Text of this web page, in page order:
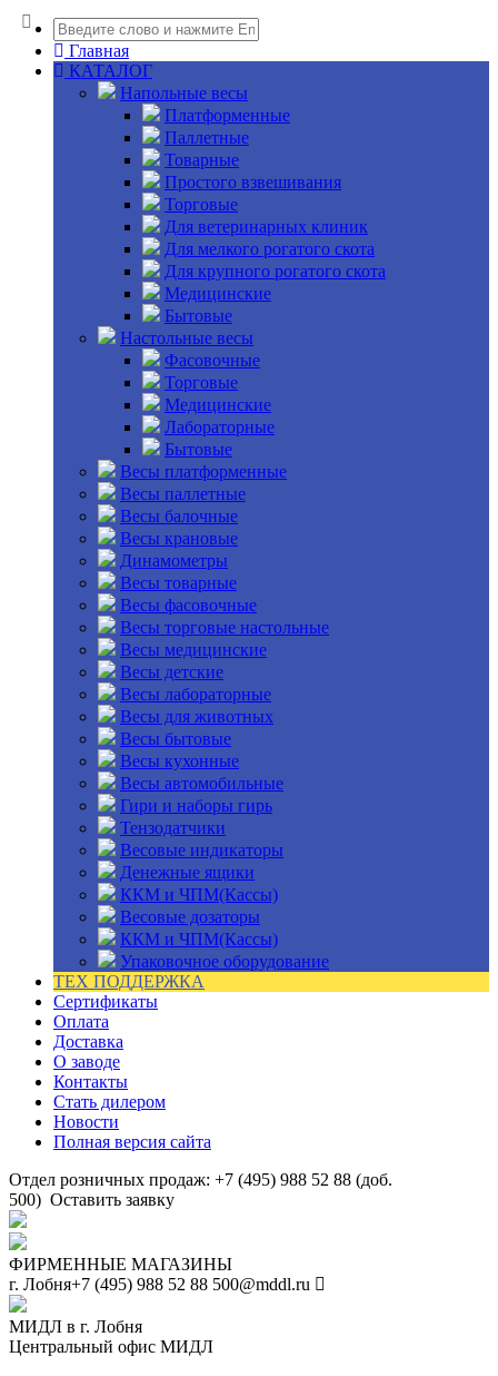
Главная
КАТАЛОГ
Напольные весы
Платформенные
Паллетные
Товарные
Простого взвешивания
Торговые
Для ветеринарных клиник
Для мелкого рогатого скота
Для крупного рогатого скота
Медицинские
Бытовые
Настольные весы
Фасовочные
Торговые
Медицинские
Лабораторные
Бытовые
Весы платформенные
Весы паллетные
Весы балочные
Весы крановые
Динамометры
Весы товарные
Весы фасовочные
Весы торговые настольные
Весы медицинские
Весы детские
Весы лабораторные
Весы для животных
Весы бытовые
Весы кухонные
Весы автомобильные
Гири и наборы гирь
Тензодатчики
Весовые индикаторы
Денежные ящики
ККМ и ЧПМ(Кассы)
Весовые дозаторы
ККМ и ЧПМ(Кассы)
Упаковочное оборудование
ТЕХ ПОДДЕРЖКА
Сертификаты
Оплата
Доставка
О заводе
Контакты
Стать дилером
Новости
Полная версия сайта
Отдел розничных продаж: +7 (495) 988 52 88 (доб.
500) Оставить заявку
ФИРМЕННЫЕ МАГАЗИНЫ
г. Лобня+7 (495) 988 52 88 500@mddl.ru
МИДЛ в г. Лобня
Центральный офис МИДЛ